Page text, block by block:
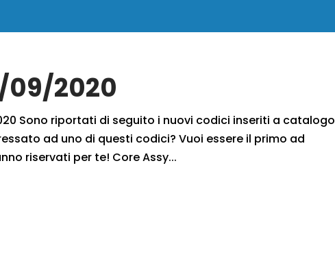
09/2020
Sono riportati di seguito i nuovi codici inseriti a catalogo
ad uno di questi codici? Vuoi essere il primo ad
riservati per te! Core Assy...